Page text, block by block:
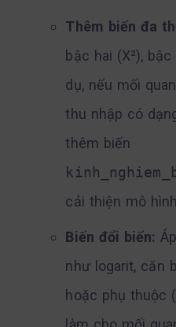
Thêm biến đa
bậc hai (X²),
dụ, nếu mối
thu nhập có
thêm biến
cải thiện mô
Biến đổi biến:
như logarit, căn
hoặc phụ thuộc